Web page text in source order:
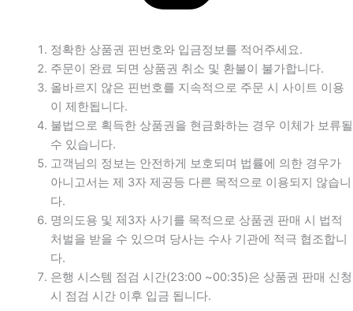
정확한 상품권 핀번호와 입금정보를 적어주세요.
주문이 완료 되면 상품권 취소 및 환불이 불가합니다.
올바르지 않은 핀번호를 지속적으로 주문 시 사이트 이용
이 제한됩니다.
불법으로 획득한 상품권을 현금화하는 경우 이체가 보류될
수 있습니다.
고객님의 정보는 안전하게 보호되며 법률에 의한 경우가
아니고서는 제 3자 제공등 다른 목적으로 이용되지 않습니
다.
명의도용 및 제3자 사기를 목적으로 상품권 판매 시 법적
처벌을 받을 수 있으며 당사는 수사 기관에 적극 협조합니
다.
은행 시스템 점검 시간(23:00 ~00:35)은 상품권 판매 신청
시 점검 시간 이후 입금 됩니다.